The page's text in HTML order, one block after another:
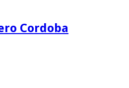
Cordoba